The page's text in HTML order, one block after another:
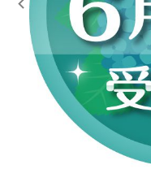
販促用空カプセル
レンタル
景品・玩具・文具
販促用カプセルトイ